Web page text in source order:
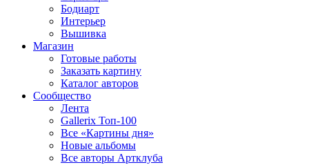
Бодиарт
Интерьер
Вышивка
Магазин
Готовые работы
Заказать картину
Каталог авторов
Сообщество
Лента
Gallerix Топ-100
Все «Картины дня»
Новые альбомы
Все авторы Артклуба